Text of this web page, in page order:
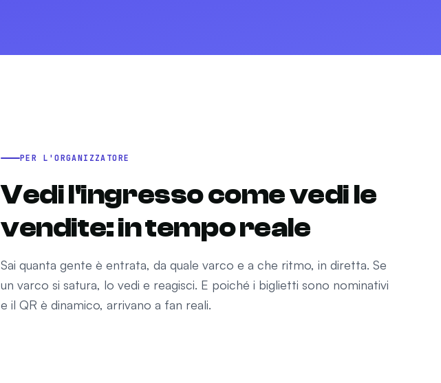
PER L'ORGANIZZATORE
Vedi l'ingresso come vedi le
vendite: in tempo reale
Sai quanta gente è entrata, da quale varco e a che ritmo, in diretta. Se
un varco si satura, lo vedi e reagisci. E poiché i biglietti sono nominativi
e il QR è dinamico, arrivano a fan reali.